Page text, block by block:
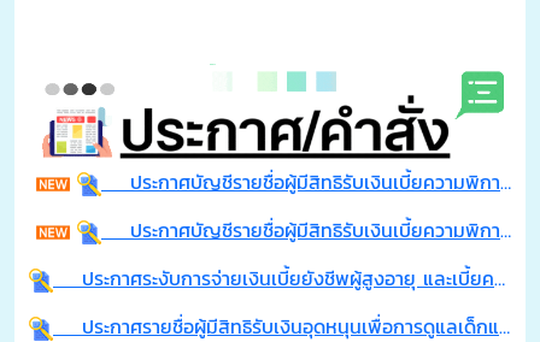
ประกาศบัญชีรายชื่อผู้มีสิทธิรับเงินเบี้ยความพิการของเทศบาลตำบลจอมพระ ประจำปีงบประมาณ พ.ศ. 2569 (เพิ่มเติม) ที่มีสิทธิ์รับเงินเพิ่มประจำเดือน สิงหาคม พ.ศ.2569 ตามระเบียบฯ ข้อ 9
ประกาศบัญชีรายชื่อผู้มีสิทธิรับเงินเบี้ยความพิการของเทศบาลตำบลจอมพระ ประจำปีงบประมาณ พ.ศ. 2569 รายใหม่ เดือน กรกฎาคม พ.ศ.2569
ประกาศระงับการจ่ายเงินเบี้ยยังชีพผู้สูงอายุ และเบี้ยความพิการ ประจำเดือน กรกฎาคม พ.ศ.2569
ประกาศรายชื่อผู้มีสิทธิรับเงินอุดหนุนเพื่อการดูแลเด็กแรกเกิด ประจำเดือน มิถุนายน 2569 (รอบที่ 2)